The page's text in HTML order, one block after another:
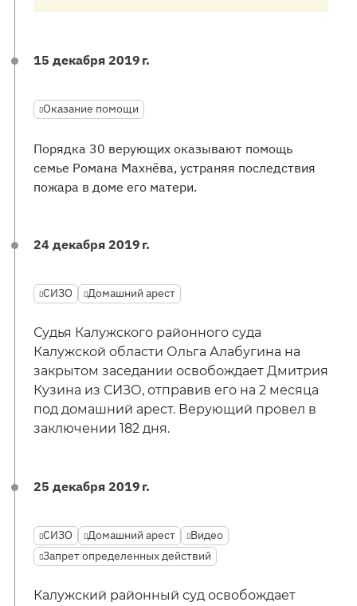
15 декабря 2019 г.
Оказание помощи
Порядка 30 верующих оказывают помощь
семье Романа Махнёва, устраняя последствия
пожара в доме его матери.
24 декабря 2019 г.
СИЗО Домашний арест
Судья Калужского районного суда
Калужской области Ольга Алабугина на
закрытом заседании освобождает Дмитрия
Кузина из СИЗО, отправив его на 2 месяца
под домашний арест. Верующий провел в
заключении 182 дня.
25 декабря 2019 г.
СИЗО Домашний арест
Видео
Запрет определенных действий
Калужский районный суд освобождает